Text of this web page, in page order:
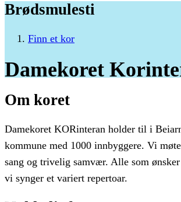
Brødsmulesti
Finn et kor
Damekoret
Om koret
Damekoret KORinteran holder til i
kommune med 1000 innbyggere. Vi
sang og trivelig samvær. Alle som
vi synger et variert repertoar.